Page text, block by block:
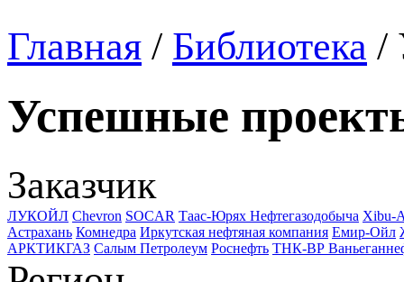
Главная / Библиотека /
Успешные
Заказчик
ЛУКОЙЛ Chevron SOCAR Таас-Юрях Нефтегазодобыча Xibu-
Астрахань Комнедра Иркутская нефтяная компания Емир-Ойл
АРКТИКГАЗ Салым Петролеум Роснефть ТНК-ВР